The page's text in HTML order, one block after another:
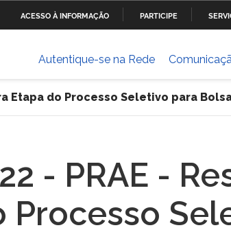
PARA
ACESSO À INFORMAÇÃO PARTICIPE
Ministério da Transparência
União
Ministério
Humanos
Autentique-se na Rede
Etapa do Processo Seletivo para
- PRAE -
Processo